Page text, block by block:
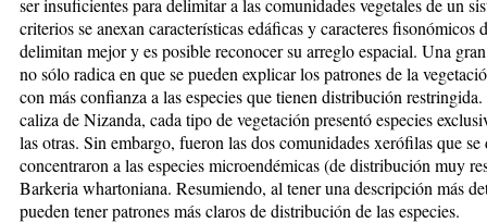
ser insuficientes para delimitar a las comunidades vegetales de un
criterios se anexan características edáficas y caracteres fisonómicos
delimitan mejor y es posible reconocer su arreglo espacial. Una
no sólo radica en que se pueden explicar los patrones de la
con más confianza a las especies que tienen distribución
caliza de Nizanda, cada tipo de vegetación presentó especies
las otras. Sin embargo, fueron las dos comunidades xerófilas que
concentraron a las especies microendémicas (de distribución muy
Barkeria whartoniana. Resumiendo, al tener una descripción más
pueden tener patrones más claros de distribución de las especies.